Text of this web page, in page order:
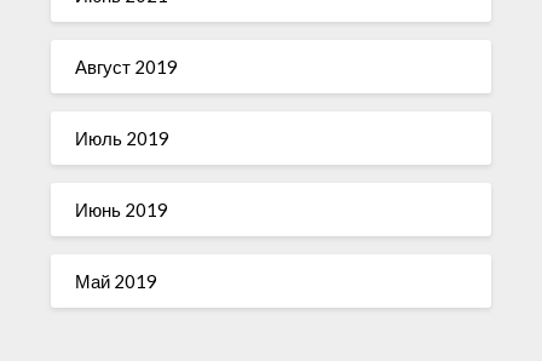
Август 2019
Июль 2019
Июнь 2019
Май 2019